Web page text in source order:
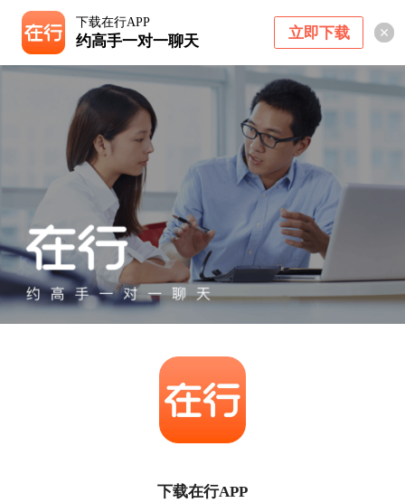
下载在行APP
约高手一对一聊天 立即下载
下载在行APP